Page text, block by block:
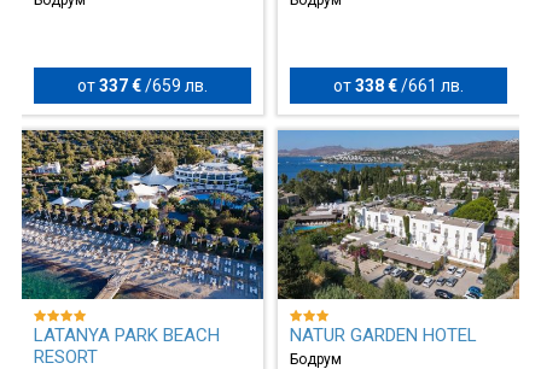
от337 € /659 лв. от338 €/661 лв.
LATANYA PARK BEACH
RESORT
NATUR GARDEN HOTEL
Бодрум